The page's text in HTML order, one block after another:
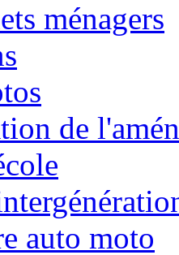
ménagers
de
auto moto